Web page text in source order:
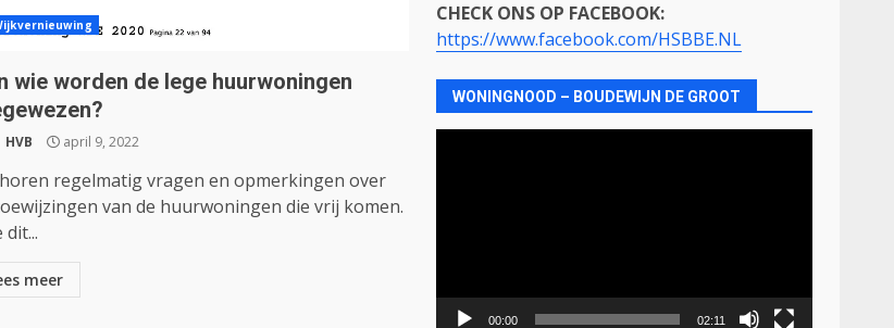
wie worden de lege huurwoningen
HVB april 9, 2022
regelmatig vragen en opmerkingen over
van de huurwoningen die vrij komen.
dit...
meer
CHECK ONS OP FACEBOOK:
https://www.facebook.com/HSBBE.NL
WONINGNOOD – BOUDEWIJN DE GROOT
00:00 02:11